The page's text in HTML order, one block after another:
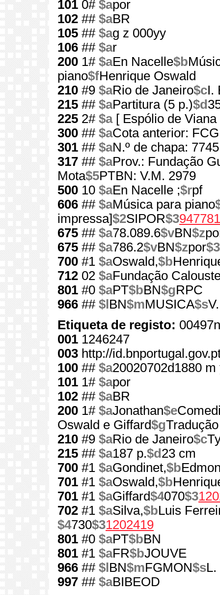
101 0# $apor
102 ## $aBR
105 ## $ag z 000yy
106 ## $ar
200 1# $aEn Nacelle$b
piano$fHenrique Oswald
210 #9 $aRio de Janeiro$cI.
215 ## $aPartitura (5 p.)$d
225 2# $a[ Espólio de Viana
300 ## $aCota anterior:
301 ## $aN.º de chapa: 7745
317 ## $aProv.: Fundação
Mota$5PTBN: V.M. 2979
500 10 $aEn Nacelle ;$rpf
606 ## $aMúsica para piano
impressa]$2SIPOR$3947781
675 ## $a78.089.6$vBN$z
675 ## $a786.2$vBN$zpor$3
700 #1 $aOswald,$b
712 02 $aFundação
801 #0 $aPT$bBN$gRPC
966 ## $l BN$mMUSICA$s
Etiqueta de registo:
001 1246247
003 http://
100 ## $a20020702d1880
101 1# $apor
102 ## $aBR
200 1# $aJonathan$e
Oswald e Giffard$g
210 #9 $aRio de Janeiro$c
215 ## $a187 p.$d 23 cm
700 #1 $aGondinet,$b
701 #1 $aOswald,$b
701 #1 $aGiffard$4070$3
702 #1 $aSilva,$bLuis
$4730$31202419
801 #0 $aPT$bBN
801 #1 $aFR$bJOUVE
966 ## $l BN$mFGMON$sL.
997 ## $aBIBEOD